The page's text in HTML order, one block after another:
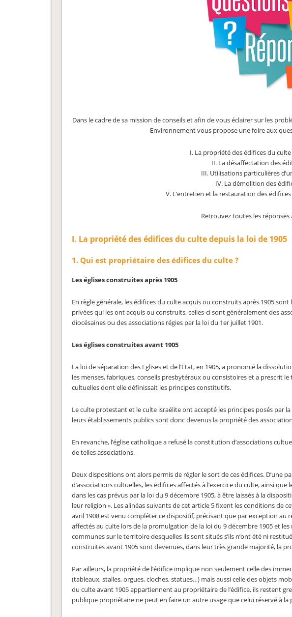
Dans le cadre de sa mission de conseils et afin de vous éclairer sur les
Environnement vous propose une foire aux
I. La propriété des édifices du
II. La désaffectation des
III. Utilisations particulières
IV. La démolition des
V. L’entretien et la restauration des
Retrouvez toutes les réponses
I. La propriété des édifices du culte depuis la loi de 1905
1. Qui est propriétaire des édifices du culte ?
Les églises construites après 1905
En règle générale, les édifices du culte acquis ou construits après 1905
privées qui les ont acquis ou construits, celles-ci sont généralement des
diocésaines ou des associations régies par la loi du 1er juillet 1901.
Les églises construites avant 1905
La loi de séparation des Eglises et de l’Etat, en 1905, a prononcé la
les menses, fabriques, conseils presbytéraux ou consistoires et a prescrit
cultuelles dont elle définissait les principes constitutifs.
Le culte protestant et le culte israélite ont accepté les principes posés par
leurs établissements publics sont donc devenus la propriété des
En revanche, l’église catholique a refusé la constitution d’associations
de telles associations.
Deux dispositions ont alors permis de régler le sort de ces édifices. D’une
d’associations cultuelles, les édifices affectés à l’exercice du culte, ainsi
dans les cas prévus par la loi du 9 décembre 1905, à être laissés à la
leur religion ». Les alinéas suivants de cet article 5 fixent les conditions de
avril 1908 est venu compléter ce dispositif, précisant que par exception au
affectés au culte lors de la promulgation de la loi du 9 décembre 1905 et
communes sur le territoire desquelles ils sont situés s’ils n’ont été ni
construites avant 1905 sont devenues, dans leur très grande majorité, la
Par ailleurs, la propriété de l’édifice implique non seulement celle des
(tableaux, stalles, orgues, cloches, statues…) mais aussi celle des objets
du culte avant 1905 appartiennent au propriétaire de l’édifice, ils restent
publique propriétaire ne peut en faire un autre usage que celui réservé à la